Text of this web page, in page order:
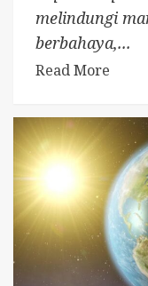
melindungi
berbahaya,...
Read More